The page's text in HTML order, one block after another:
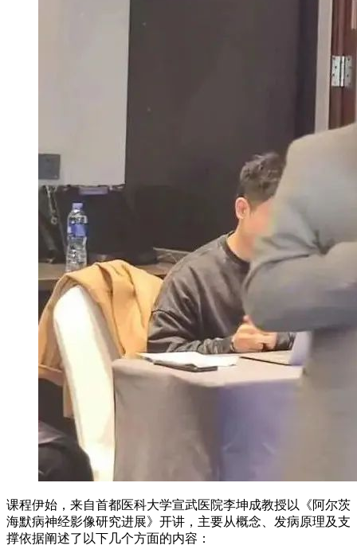
课程伊始，来自首都医科大学宣武医院李坤成教授以《阿尔茨
海默病神经影像研究进展》开讲，主要从概念、发病原理及支
撑依据阐述了以下几个方面的内容：